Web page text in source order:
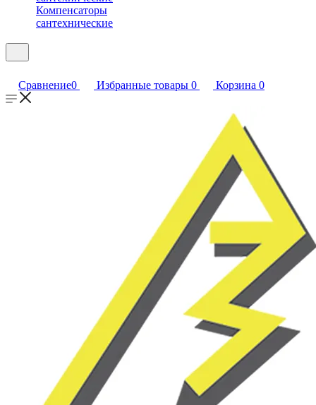
Компенсаторы
сантехнические
Сравнение0 Избранные товары 0 Корзина 0